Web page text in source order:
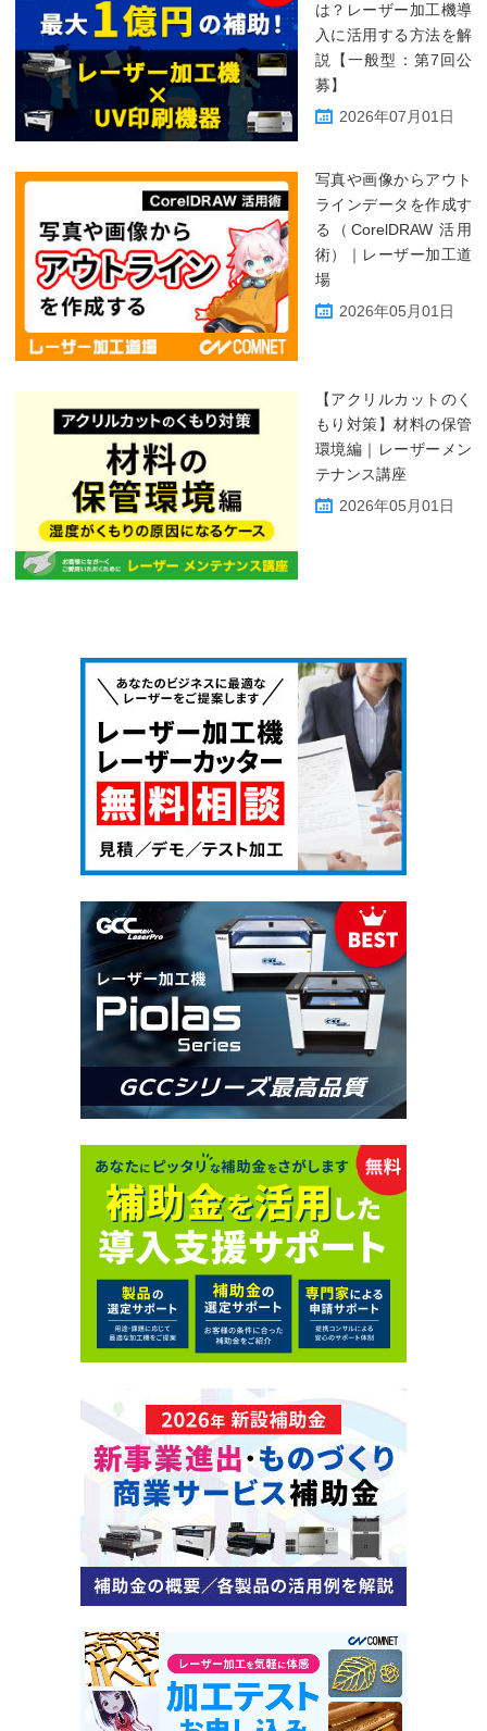
は？レーザー加工機導
入に活用する方法を解
説【一般型：第7回公
募】
2026年07月01日
写真や画像からアウト
ラインデータを作成す
る（CorelDRAW 活用
術）｜レーザー加工道
場
2026年05月01日
【アクリルカットのく
もり対策】材料の保管
環境編｜レーザーメン
テナンス講座
2026年05月01日